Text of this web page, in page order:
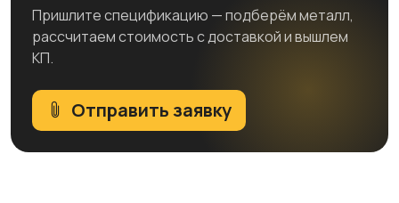
Пришлите спецификацию — подберём металл,
рассчитаем стоимость с доставкой и вышлем
КП.
Отправить заявку